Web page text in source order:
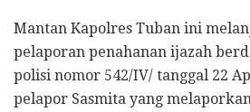
Mantan Kapolres Tuban ini
pelaporan penahanan ijazah
polisi nomor 542/IV/ tanggal 22
pelapor Sasmita yang